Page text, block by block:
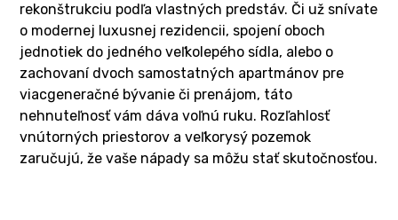
rekonštrukciu podľa vlastných predstáv. Či už snívate
o modernej luxusnej rezidencii, spojení oboch
jednotiek do jedného veľkolepého sídla, alebo o
zachovaní dvoch samostatných apartmánov pre
viacgeneračné bývanie či prenájom, táto
nehnuteľnosť vám dáva voľnú ruku. Rozľahlosť
vnútorných priestorov a veľkorysý pozemok
zaručujú, že vaše nápady sa môžu stať skutočnosťou.